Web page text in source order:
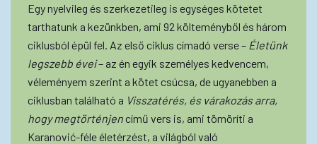
Egy nyelvileg és szerkezetileg is egységes kötetet
tarthatunk a kezünkben, ami 92 költeményből és három
ciklusból épül fel. Az első ciklus címadó verse – Életünk
legszebb évei– az én egyik személyes kedvencem,
véleményem szerint a kötet csúcsa, de ugyanebben a
ciklusban található a Visszatérés, és várakozás arra,
hogy megtörténjencímű vers is, ami tömöríti a
Karanović-féle életérzést, a világból való